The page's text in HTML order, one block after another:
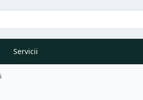
Servicii